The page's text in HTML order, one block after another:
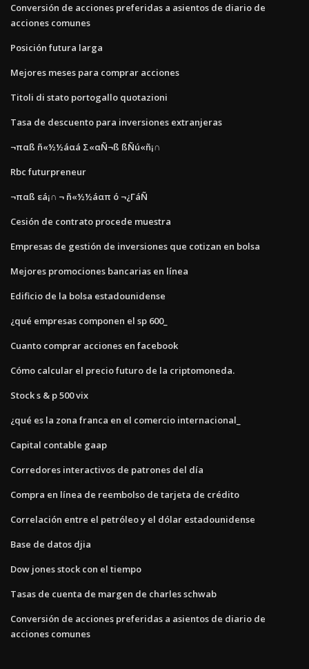
Conversión de acciones preferidas a asientos de diario de
acciones comunes
Posición futura larga
Mejores meses para comprar acciones
Titoli di stato portogallo quotazioni
Tasa de descuento para inversiones extranjeras
¬παß ñ«½½áαá Σ«αÑ¬ß ßÑú«ñ¡∩
Rbc futurpreneur
¬παß εá¡∩ ¬ ñ«½½áαπ ó ¬¿ΓáÑ
Cesión de contrato procede muestra
Empresas de gestión de inversiones que cotizan en bolsa
Mejores promociones bancarias en línea
Edificio de la bolsa estadounidense
¿qué empresas componen el sp 600_
Cuanto comprar acciones en facebook
Cómo calcular el precio futuro de la criptomoneda.
Stock s & p 500 vix
¿qué es la zona franca en el comercio internacional_
Capital contable gaap
Corredores interactivos de patrones del día
Compra en línea de reembolso de tarjeta de crédito
Correlación entre el petróleo y el dólar estadounidense
Base de datos djia
Dow jones stock con el tiempo
Tasas de cuenta de margen de charles schwab
Conversión de acciones preferidas a asientos de diario de
acciones comunes